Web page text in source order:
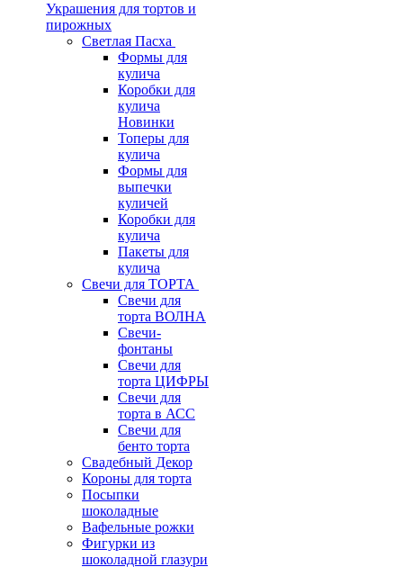
Украшения для тортов и
пирожных
Светлая Пасха
Формы для
кулича
Коробки для
кулича
Новинки
Топеры для
кулича
Формы для
выпечки
куличей
Коробки для
кулича
Пакеты для
кулича
Свечи для ТОРТА
Свечи для
торта ВОЛНА
Свечи-
фонтаны
Свечи для
торта ЦИФРЫ
Свечи для
торта в АСС
Свечи для
бенто торта
Свадебный Декор
Короны для торта
Посыпки
шоколадные
Вафельные рожки
Фигурки из
шоколадной глазури